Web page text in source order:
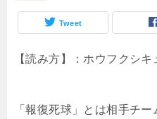
Tweet
【読み方】：ホウフクシキ
「報復死球」とは相手チ